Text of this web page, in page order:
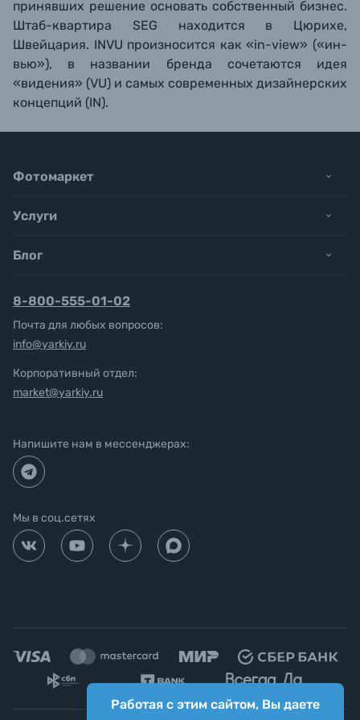
принявших решение основать собственный бизнес.
Штаб-квартира SEG находится в Цюрихе,
Швейцария. INVU произносится как «in-view» («ин-
вью»), в названии бренда сочетаются идея
«видения» (VU) и самых современных дизайнерских
концепций (IN).
Работая с этим сайтом, Вы даете
Фотомаркет
Услуги
Блог
8-800-555-01-02
Почта для любых вопросов:
info@yarkiy.ru
Корпоративный отдел:
market@yarkiy.ru
Напишите нам в мессенджерах:
Мы в соц.сетях